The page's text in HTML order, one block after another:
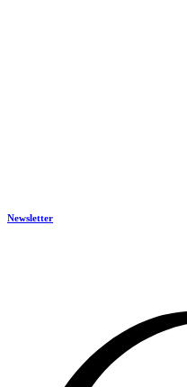
Newsletter